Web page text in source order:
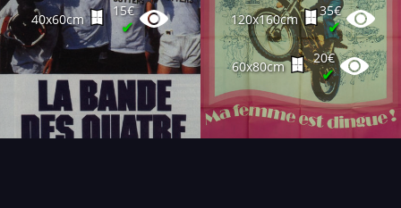
40x60cm
15€
✔ 120x160cm
35€
✔
60x80cm
20€
✔